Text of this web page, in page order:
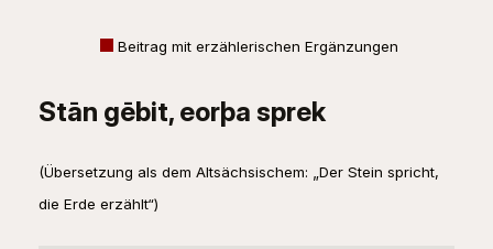
Beitrag mit erzählerischen Ergänzungen
Stān gēbit, eorþa sprek
(Übersetzung als dem Altsächsischem: „Der Stein spricht,
die Erde erzählt“)